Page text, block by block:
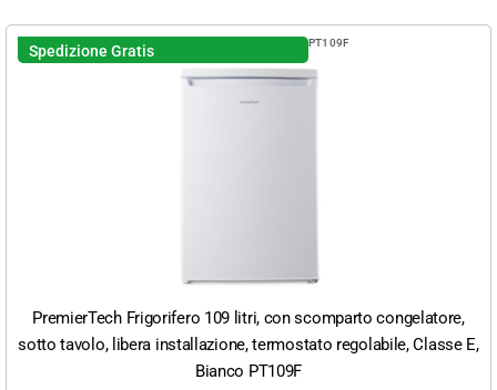
Spedizione Gratis PT109F
PremierTech Frigorifero 109 litri, con scomparto congelatore,
sotto tavolo, libera installazione, termostato regolabile, Classe E,
Bianco PT109F